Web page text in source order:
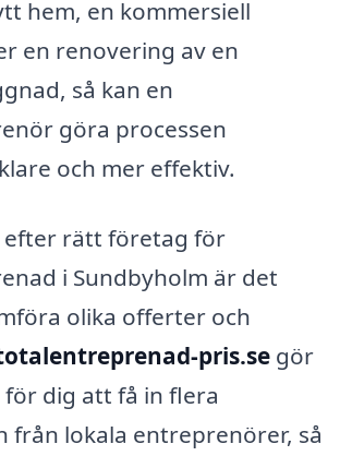
hem, en kommersiell
en renovering av en
så kan en
göra processen
och mer effektiv.
efter rätt företag för
i Sundbyholm är det
olika offerter och
pris.se gör
dig att få in flera
från lokala entreprenörer, så